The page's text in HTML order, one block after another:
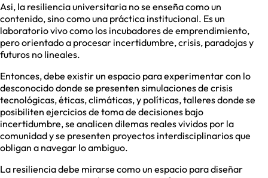
Asi, la resiliencia universitaria no se enseña como un
contenido, sino como una práctica institucional. Es un
laboratorio vivo como los incubadores de emprendimiento,
pero orientado a procesar incertidumbre, crisis, paradojas y
futuros no lineales.
Entonces, debe existir un espacio para experimentar con lo
desconocido donde se presenten simulaciones de crisis
tecnológicas, éticas, climáticas, y políticas, talleres donde se
posibiliten ejercicios de toma de decisiones bajo
incertidumbre, se analicen dilemas reales vividos por la
comunidad y se presenten proyectos interdisciplinarios que
obligan a navegar lo ambiguo.
La resiliencia debe mirarse como un espacio para diseñar